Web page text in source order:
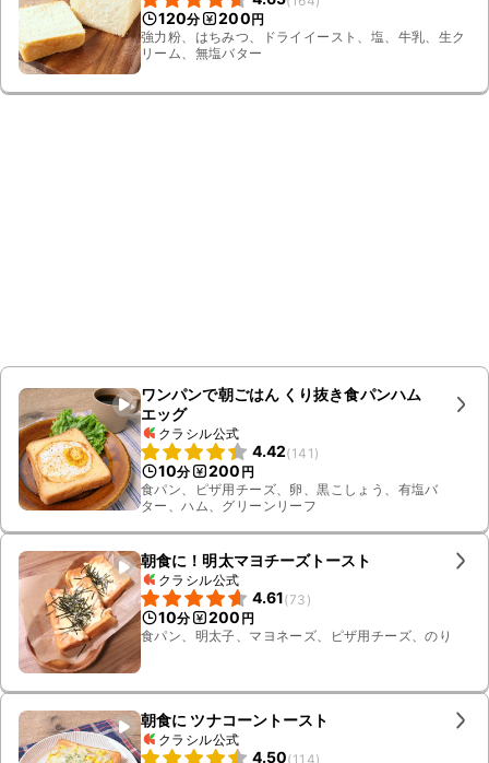
120分 200円
強力粉、はちみつ、ドライイースト、塩、牛乳、生ク
リーム、無塩バター
ワンパンで朝ごはん くり抜き食パンハム
エッグ
クラシル公式
4.42(141 )
10分 200 円
食パン、ピザ用チーズ、卵、黒こしょう、有塩バ
ター、ハム、グリーンリーフ
朝食に！明太マヨチーズトースト
クラシル公式
4.61(73 )
10分 200 円
食パン、明太子、マヨネーズ、ピザ用チーズ、のり
朝食に ツナコーントースト
クラシル公式
4.50(114)